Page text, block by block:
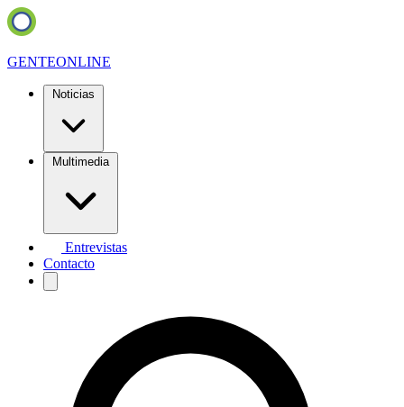
GENTEONLINE
Noticias
Multimedia
Entrevistas
Contacto